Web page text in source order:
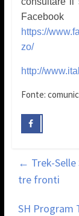
Facebook
https://
zo/
http://
Fonte:
← Trek-
tre fronti
SH Program